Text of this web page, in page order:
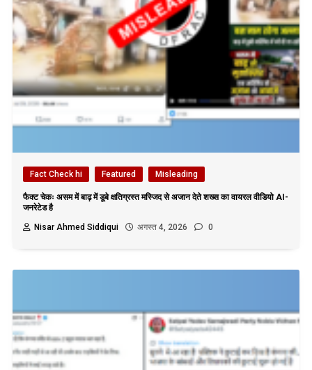
Fact Check hi Featured Misleading
फैक्ट चेकः असम में बाढ़ में डूबे क्षतिग्रस्त मस्जिद से अजान देते शख्स का वायरल वीडियो AI-
जनरेटेड है
Nisar Ahmed Siddiqui
अगस्त 4, 2026 0